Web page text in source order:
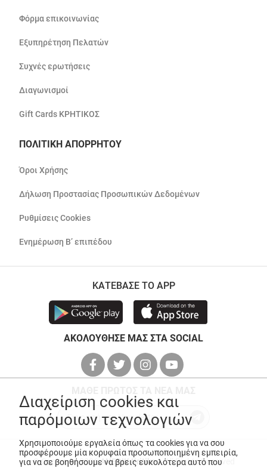
Φόρμα επικοινωνίας
Εξυπηρέτηση Πελατών
Συχνές ερωτήσεις
Διαγωνισμοί
Gift Cards ΚΡΗΤΙΚΟΣ
ΠΟΛΙΤΙΚΗ ΑΠΟΡΡΗΤΟΥ
Όροι Χρήσης
Δήλωση Προστασίας Προσωπικών Δεδομένων
Ρυθμίσεις Cookies
Ενημέρωση Β’ επιπέδου
ΚΑΤΕΒΑΣΕ ΤΟ APP
ΑΚΟΛΟΥΘΗΣΕ ΜΑΣ ΣΤΑ SOCIAL
© Copyright 2026ANEDIK Kritikos. All Rights Reserved
Διαχείριση cookies και
παρόμοιων τεχνολογιών
Χρησιμοποιούμε εργαλεία όπως τα cookies για να σου
προσφέρουμε μία κορυφαία προσωποποιημένη εμπειρία,
για να σε βοηθήσουμε να βρεις ευκολότερα αυτό που